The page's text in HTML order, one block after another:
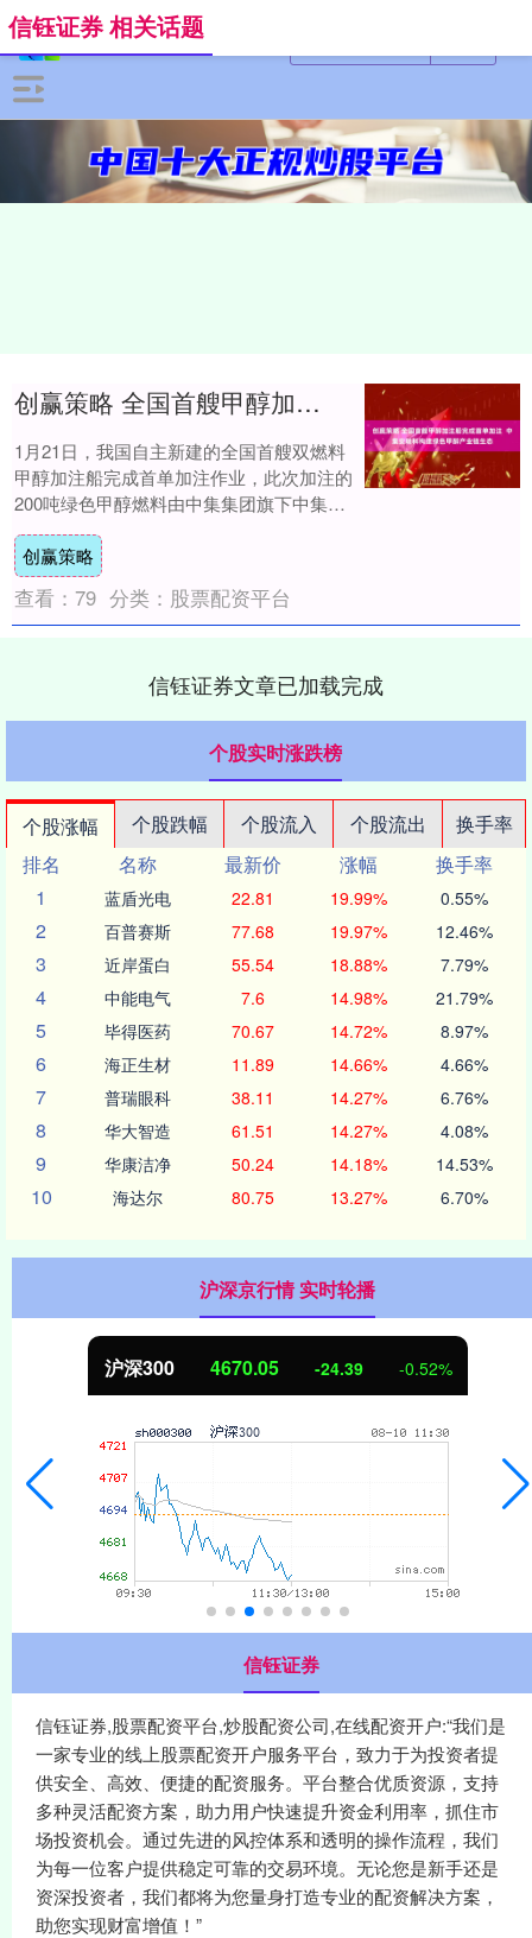
信钰证券 相关话题
创赢策略 全国首艘甲醇加注船完成首单加注 中集安瑞科构建绿色甲醇产业链生态
1月21日，我国自主新建的全国首艘双燃料
甲醇加注船完成首单加注作业，此次加注的
200吨绿色甲醇燃料由中集集团旗下中集安
瑞科独家生产供应。本次首单落地，标志着
中集....
创赢策略
查看： 79 分类： 股票配资平台
信钰证券文章已加载完成
个股实时涨跌榜
个股涨幅 个股跌幅 个股流入 个股流出
换手率
排名
名称 最新价 涨幅
换手率
1
蓝盾光电 22.81 19.99% 0.55%
2 百普赛斯 77.68 19.97% 12.46%
3 近岸蛋白 55.54 18.88% 7.79%
4 中能电气 7.6 14.98% 21.79%
5 毕得医药 70.67 14.72% 8.97%
6 海正生材 11.89 14.66% 4.66%
7 普瑞眼科 38.11 14.27% 6.76%
8 华大智造 61.51 14.27% 4.08%
9 华康洁净 50.24 14.18% 14.53%
10 海达尔 80.75 13.27% 6.70%
沪深京行情 实时轮播
沪深300 4670.05 -24.39 -0.52%
信钰证券
信钰证券,股票配资平台,炒股配资公司,在线配资开户:“我们是
一家专业的线上股票配资开户服务平台，致力于为投资者提
供安全、高效、便捷的配资服务。平台整合优质资源，支持
多种灵活配资方案，助力用户快速提升资金利用率，抓住市
场投资机会。通过先进的风控体系和透明的操作流程，我们
为每一位客户提供稳定可靠的交易环境。无论您是新手还是
资深投资者，我们都将为您量身打造专业的配资解决方案，
助您实现财富增值！”